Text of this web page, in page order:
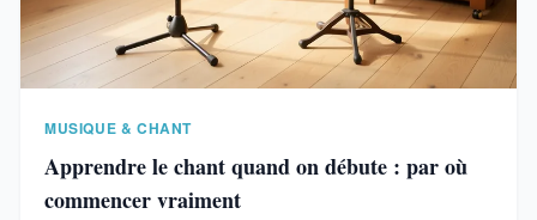
MUSIQUE & CHANT
Apprendre le chant quand on débute : par où
commencer vraiment